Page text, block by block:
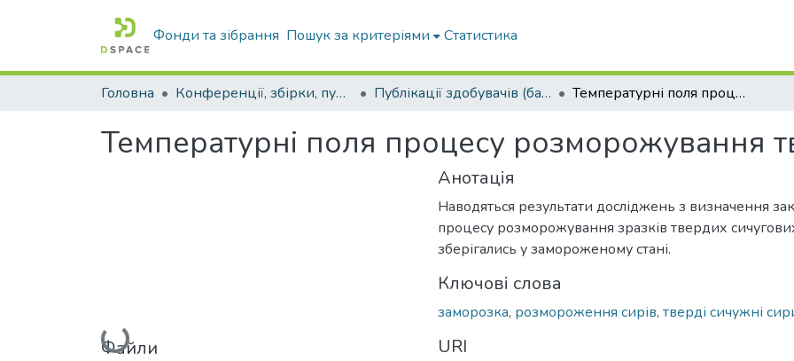
Фонди та зібрання Пошук за критеріями Статистика
Головна Конференції, збірки, публікації молодих вчених і здобувачів : магістрів, бакалаврів, аспірантів. Публікації здобувачів (бакалаврів. магістрів, аспірантів) Температурні поля процесу розморожування твердих сирів
Температурні поля процесу розморожування
Вантажиться...
Файли
Анотація
Наводяться результати досліджень з визначення
процесу розморожування зразків твердих
зберігались у замороженому стані.
Ключові слова
заморозка, розмороження сирів, тверді сичужні
URI